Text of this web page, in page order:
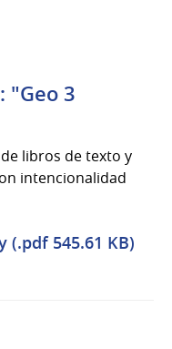
"Geo 3
libros de texto y
intencionalidad
(.pdf 545.61 KB)